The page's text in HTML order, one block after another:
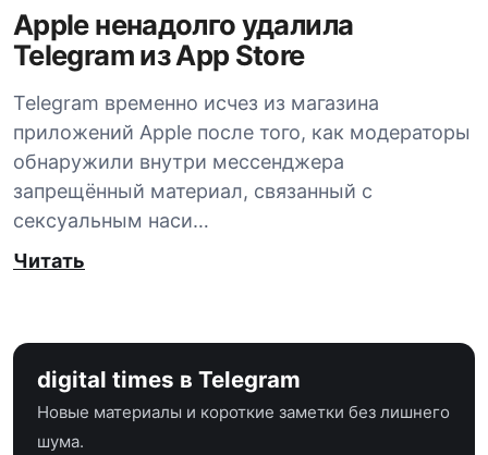
Apple ненадолго удалила
Telegram из App Store
Telegram временно исчез из магазина
приложений Apple после того, как модераторы
обнаружили внутри мессенджера
запрещённый материал, связанный с
сексуальным наси…
Читать
digital times в Telegram
Новые материалы и короткие заметки без лишнего
шума.